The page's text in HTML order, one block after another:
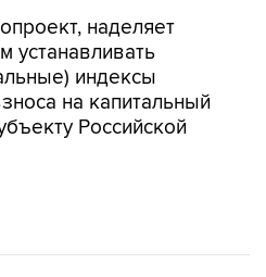
индексы
на капитальный
Российской